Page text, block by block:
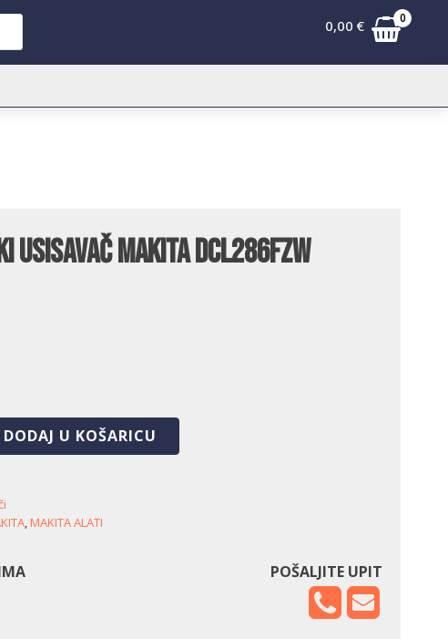
0,00 € 0
Makita DCL286FZW
DODAJ U KOŠARICU
,MAKITA ALATI
POŠALJITE UPIT